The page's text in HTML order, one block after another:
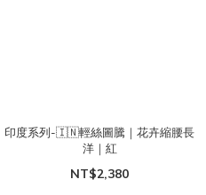
印度系列-🇮🇳輕絲圖騰｜花卉縮腰長
洋｜紅
NT$2,380